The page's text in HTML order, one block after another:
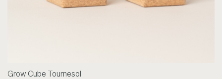
Grow Cube Tournesol